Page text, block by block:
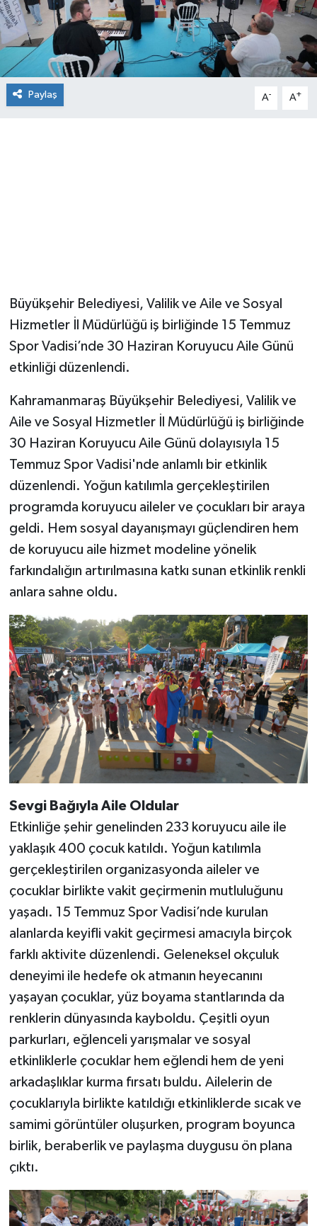
Paylaş A- A+
Büyükşehir Belediyesi, Valilik ve Aile ve Sosyal
Hizmetler İl Müdürlüğü iş birliğinde 15 Temmuz
Spor Vadisi’nde 30 Haziran Koruyucu Aile Günü
etkinliği düzenlendi.
Kahramanmaraş Büyükşehir Belediyesi, Valilik ve
Aile ve Sosyal Hizmetler İl Müdürlüğü iş birliğinde
30 Haziran Koruyucu Aile Günü dolayısıyla 15
Temmuz Spor Vadisi'nde anlamlı bir etkinlik
düzenlendi. Yoğun katılımla gerçekleştirilen
programda koruyucu aileler ve çocukları bir araya
geldi. Hem sosyal dayanışmayı güçlendiren hem
de koruyucu aile hizmet modeline yönelik
farkındalığın artırılmasına katkı sunan etkinlik renkli
anlara sahne oldu.
Sevgi Bağıyla Aile Oldular
Etkinliğe şehir genelinden 233 koruyucu aile ile
yaklaşık 400 çocuk katıldı. Yoğun katılımla
gerçekleştirilen organizasyonda aileler ve
çocuklar birlikte vakit geçirmenin mutluluğunu
yaşadı. 15 Temmuz Spor Vadisi’nde kurulan
alanlarda keyifli vakit geçirmesi amacıyla birçok
farklı aktivite düzenlendi. Geleneksel okçuluk
deneyimi ile hedefe ok atmanın heyecanını
yaşayan çocuklar, yüz boyama stantlarında da
renklerin dünyasında kayboldu. Çeşitli oyun
parkurları, eğlenceli yarışmalar ve sosyal
etkinliklerle çocuklar hem eğlendi hem de yeni
arkadaşlıklar kurma fırsatı buldu. Ailelerin de
çocuklarıyla birlikte katıldığı etkinliklerde sıcak ve
samimi görüntüler oluşurken, program boyunca
birlik, beraberlik ve paylaşma duygusu ön plana
çıktı.